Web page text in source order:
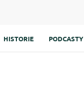
HISTORIE PODCASTY